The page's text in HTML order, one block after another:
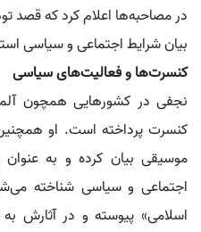
در مصاحبه‌ها اعلام کرد که قصد
بیان شرایط اجتماعی و سیاسی
کنسرت‌ها و فعالیت‌های سیاسی
نجفی در کشورهایی همچون
کنسرت پرداخته است. او
موسیقی بیان کرده و به
اجتماعی و سیاسی شناخته
اسلامی» پیوسته و در آثارش به